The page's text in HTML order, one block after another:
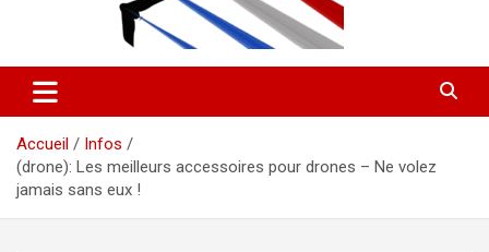
Accueil
Infos
(drone): Les meilleurs accessoires pour drones – Ne volez
jamais sans eux !